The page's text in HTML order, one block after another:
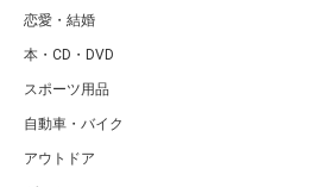
恋愛・結婚
本・CD・DVD
スポーツ用品
自動車・バイク
アウトドア